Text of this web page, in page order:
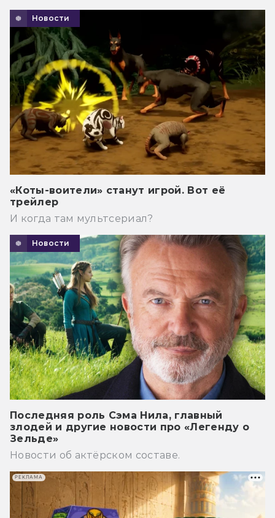
Новости
«Коты-воители» станут игрой. Вот её
трейлер
И когда там мультсериал?
Новости
Последняя роль Сэма Нила, главный
злодей и другие новости про «Легенду о
Зельде»
Новости об актёрском составе.
РЕКЛАМА